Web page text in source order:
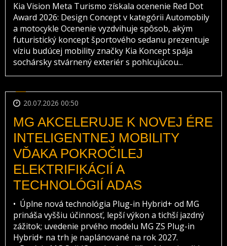
Kia Vision Meta Turismo získala ocenenie Red Dot
Award 2026: Design Concept v kategórii Automobily
a motocykle Ocenenie vyzdvihuje spôsob, akým
futuristický koncept športového sedanu prezentuje
víziu budúcej mobility značky Kia Koncept spája
sochársky stvárnený exteriér s pohlcujúcou...
20.07.2026 00:50
MG AKCELERUJE K NOVEJ ÉRE
INTELIGENTNEJ MOBILITY
VĎAKA POKROČILEJ
ELEKTRIFIKÁCIÍ A
TECHNOLÓGIÍ ADAS
• Úplne nová technológia Plug-in Hybrid+ od MG
prináša vyššiu účinnosť, lepší výkon a tichší jazdný
zážitok; uvedenie prvého modelu MG ZS Plug-in
Hybrid+ na trh je naplánované na rok 2027.